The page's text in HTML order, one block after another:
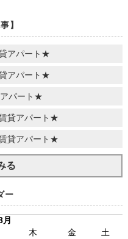
】
アパート★
アパート★
パート★
貸アパート★
貸アパート★
る
ー
木 金
土